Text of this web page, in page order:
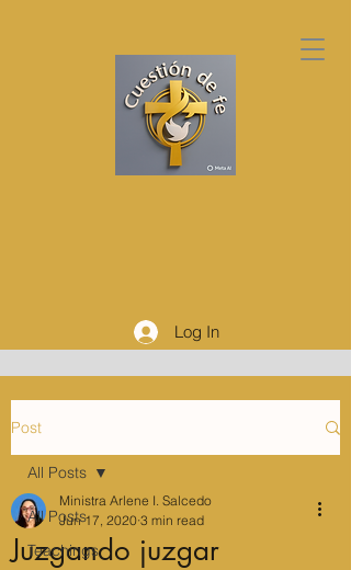
Log In
Post
All Posts
Teachings
All Posts
Juzgando juzgar
Ministra Arlene I. Salcedo
Jun 17, 2020 3 min read